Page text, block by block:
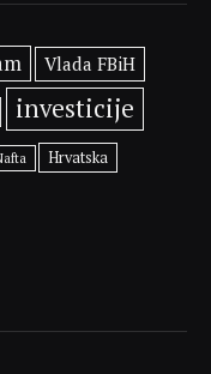
Vlada FBiH
investicije
Hrvatska